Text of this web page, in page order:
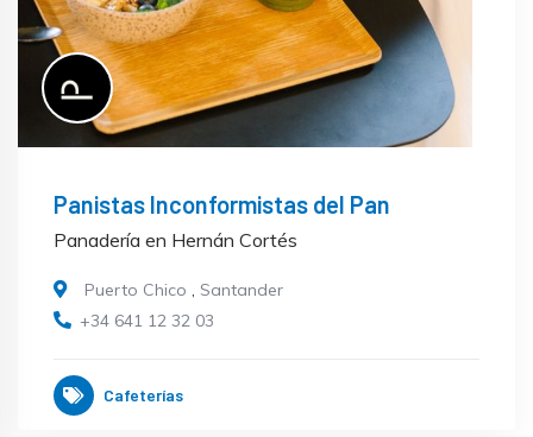
Panistas Inconformistas del Pan
Panadería en Hernán Cortés
Puerto Chico , Santander
+34 641 12 32 03
Cafeterías